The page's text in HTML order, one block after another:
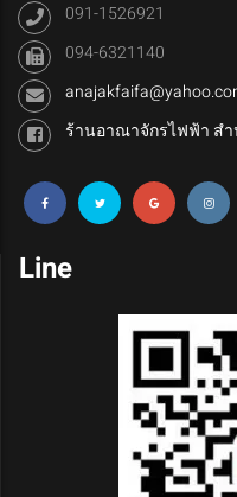
091-1526921
094-6321140
ร้านอาณาจักรไฟฟ้า ส
Line